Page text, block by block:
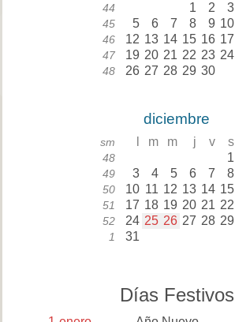
44 1 2 3
45 5 6 7 8 9 10
46 12 13 14 15 16 17
47 19 20 21 22 23 24
48 26 27 28 29 30
diciembre
sm m m j v s
48 1
49 3 4 5 6 7 8
50 10 11 12 13 14 15
51 17 18 19 20 21 22
52 24 25 26 27 28 29
1 31
Días Festivos